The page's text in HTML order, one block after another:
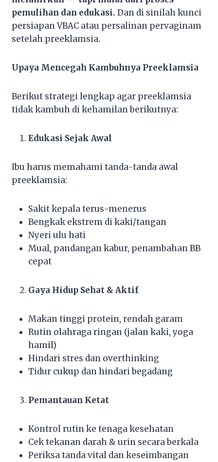
pemulihan dan edukasi. Dan di sinilah kunci
persiapan VBAC atau persalinan pervaginam
setelah preeklamsia.
Upaya Mencegah Kambuhnya Preeklamsia
Berikut strategi lengkap agar preeklamsia
tidak kambuh di kehamilan berikutnya:
Edukasi Sejak Awal
Ibu harus memahami tanda-tanda awal
preeklamsia:
Sakit kepala terus-menerus
Bengkak ekstrem di kaki/tangan
Nyeri ulu hati
Mual, pandangan kabur, penambahan BB
cepat
Gaya Hidup Sehat & Aktif
Makan tinggi protein, rendah garam
Rutin olahraga ringan (jalan kaki, yoga
hamil)
Hindari stres dan overthinking
Tidur cukup dan hindari begadang
Pemantauan Ketat
Kontrol rutin ke tenaga kesehatan
Cek tekanan darah & urin secara berkala
Periksa tanda vital dan keseimbangan